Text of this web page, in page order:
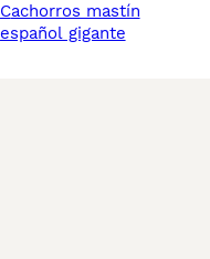
cachorros mastín
español gigante